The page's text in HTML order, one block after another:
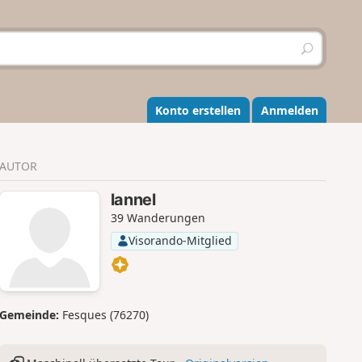
S
u
h
e
n
Konto erstellen Anmelden
AUTOR
lannel
39 Wanderungen
Visorando-Mitglied
Gemeinde: Fesques (76270)